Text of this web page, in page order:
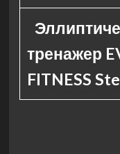
тренажер
FITNESS